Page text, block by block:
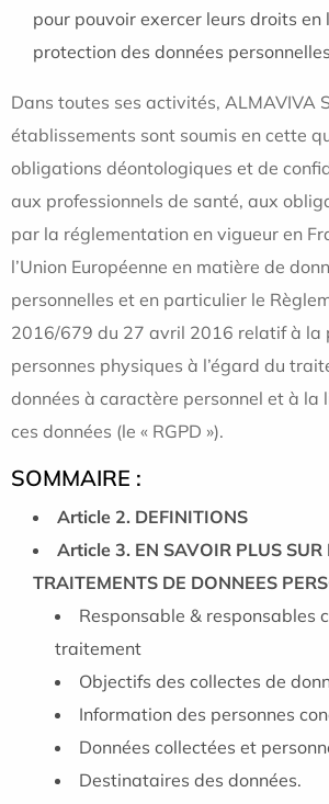
pour pouvoir exercer leurs droits en
protection des données
Dans toutes ses activités, ALMAVIVA
établissements sont soumis en cette
obligations déontologiques et de
aux professionnels de santé, aux
par la réglementation en vigueur en
l’Union Européenne en matière de
personnelles et en particulier le
2016/679 du 27 avril 2016 relatif à la
personnes physiques à l’égard du
données à caractère personnel et à la
ces données (le « RGPD »).
SOMMAIRE :
Article 2. DEFINITIONS
Article 3. EN SAVOIR PLUS SUR
TRAITEMENTS DE DONNEES
Responsable & responsables
traitement
Objectifs des collectes de
Information des personnes
Données collectées et
Destinataires des données.